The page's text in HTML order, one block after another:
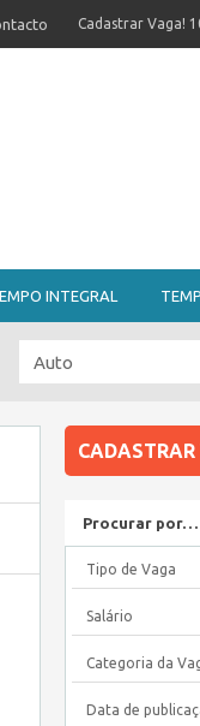
Cadastrar Vaga!
INTEGRAL
Procurar por…
Tipo de Vaga
Salário
Categoria da
Data de